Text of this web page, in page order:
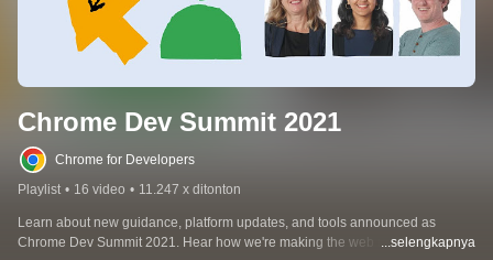
Chrome Dev Summit 2021
Chrome for Developers
Playlist • 16 video • 11.247 x ditonton
Learn about new guidance, platform updates, and tools announced as
Chrome Dev Summit 2021. Hear how we're making the web more private
...selengkapnya